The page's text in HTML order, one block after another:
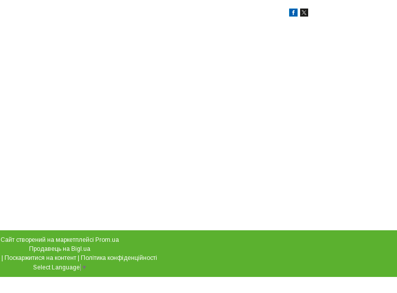
Сайт створений на маркетплейсі Prom.ua
Продавець на Bigl.ua
Поскаржитися на контент
Політика конфіденційності
Select Language ▼